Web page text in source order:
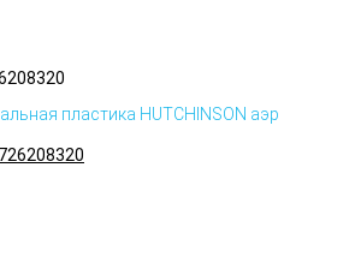
пластика HUTCHINSON аэр